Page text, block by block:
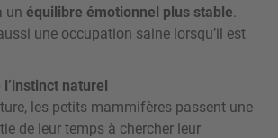
un équilibre émotionnel plus stable.
une occupation saine lorsqu’il est
naturel
les petits mammifères passent une
de leur temps à chercher leur